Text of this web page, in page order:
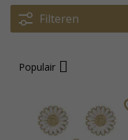
Filteren
Populair